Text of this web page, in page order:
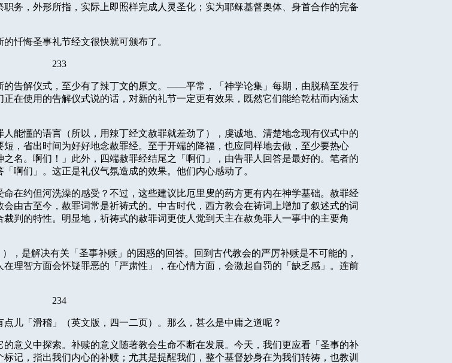
务，外形所指，实际上即照样完成人灵圣化；实为耶稣基督奥体、身首合作的完备
忏悔圣事礼节经文很快就可颁布了。
233
告解仪式，至少有了辣丁文的原文。——平常，「神学论集」每期，由脱稿至发行
在使用的告解仪式说的话，对新的礼节一定更有效果，既然它们能给乾枯而内涵太
能懂的语言（所以，用辣丁经文赦罪就差劲了），虔诚地、清楚地念现有仪式中的
，省出时间为好好地念赦罪经。至于开端的降福，也应同样地去做，至少要热心
名。啊们！」此外，四端赦罪经结尾之「啊们」，由告罪人回答是最好的。笔者的
啊们」。这正是礼仪气氛造成的效果。他们内心感动了。
在约但河洗澡的感受？不过，这些建议比厄里叟的药方更有内在神学基础。赦罪经
由古至今，赦罪词常是祈祷式的。中古时代，西方教会在祷词上增加了叙述式的词
判的特性。明显地，祈祷式的赦罪词更使人觉到天主在赦免罪人一事中的主要角
是解决有关「圣事补赎」的困惑的回答。回到古代教会的严厉补赎是不可能的，
理智方面会怀疑罪恶的「严肃性」，在心情方面，会激起自罚的「缺乏感」。连前
234
儿「滑稽」（英文版，四一二页）。那么，甚么是中庸之道呢？
意义中探索。补赎的意义随著教会生命不断在发展。今天，我们更应看「圣事的补
记，指出我们内心的补赎；尤其是提醒我们，整个基督妙身在为我们转祷，也教训